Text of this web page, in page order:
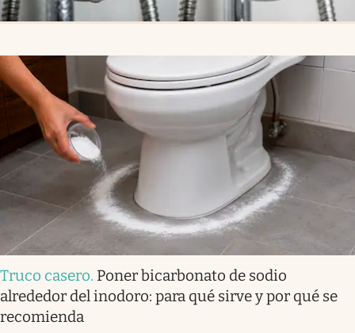
Truco casero. Poner bicarbonato de sodio
alrededor del inodoro: para qué sirve y por qué se
recomienda